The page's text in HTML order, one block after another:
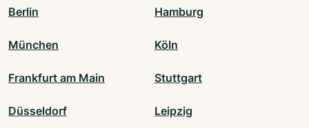
Berlin Hamburg
München Köln
Frankfurt am Main Stuttgart
Düsseldorf Leipzig